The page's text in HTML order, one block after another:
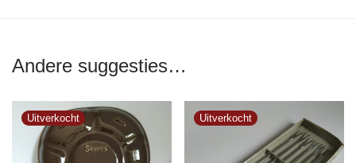
Andere suggesties…